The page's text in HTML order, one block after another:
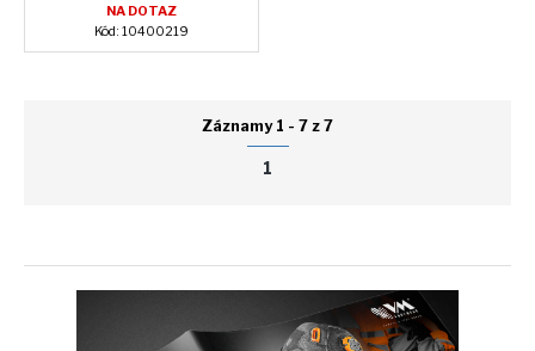
NA DOTAZ
Kód: 10400219
Záznamy 1 - 7 z 7
1